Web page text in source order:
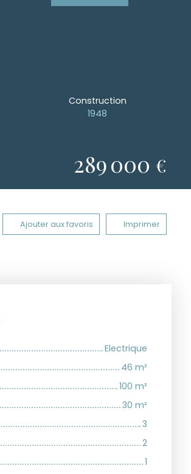
Construction
1948
289 000 €
Ajouter aux favoris Imprimer
Electrique
46 m²
100 m²
30 m²
3
2
1